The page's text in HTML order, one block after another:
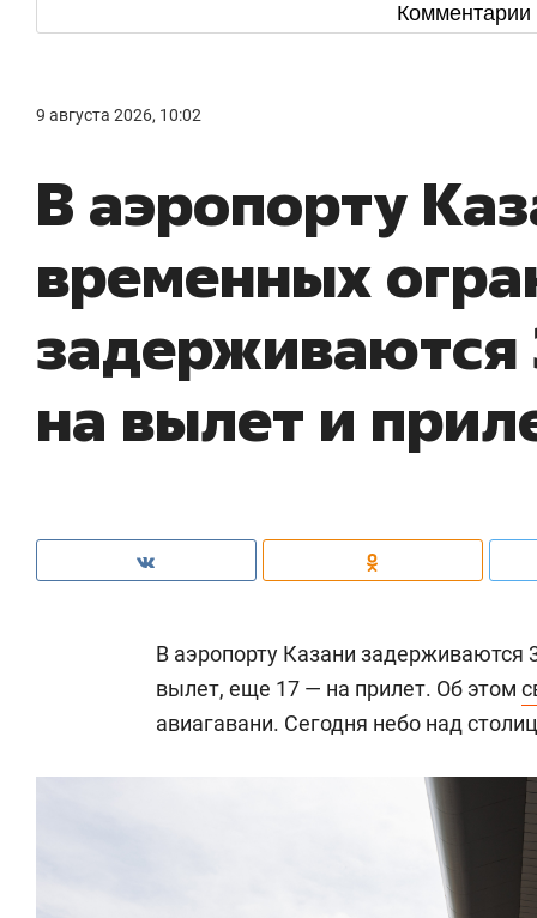
Комментарии
9 августа 2026, 10:02
В аэропорту
временных
задерживаются
на вылет и
В аэропорту Казани задерживаются
вылет, еще 17 — на прилет. Об этом
авиагавани. Сегодня небо над